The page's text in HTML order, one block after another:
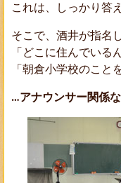
これは、しっかり答
そこで、酒井が指名
「どこに住んでいる
「朝倉小学校のこと
…アナウンサー関係